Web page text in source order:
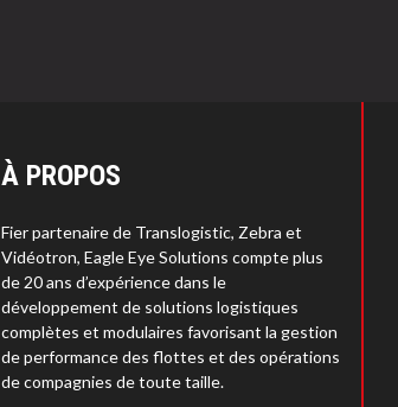
À PROPOS
Fier partenaire de Translogistic, Zebra et
Vidéotron, Eagle Eye Solutions compte plus
de 20 ans d’expérience dans le
développement de solutions logistiques
complètes et modulaires favorisant la gestion
de performance des flottes et des opérations
de compagnies de toute taille.